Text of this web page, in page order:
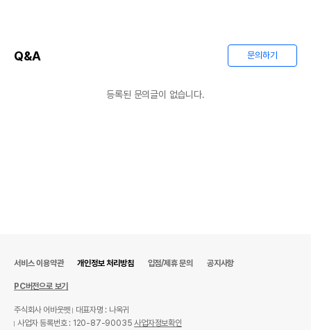
Q&A 문의하기
등록된 문의글이 없습니다.
서비스 이용약관 개인정보 처리방침 입점/제휴 문의 공지사항
PC버전으로 보기
주식회사 어바웃펫
대표자명 : 나옥귀
사업자 등록번호 : 120-87-90035사업자정보확인